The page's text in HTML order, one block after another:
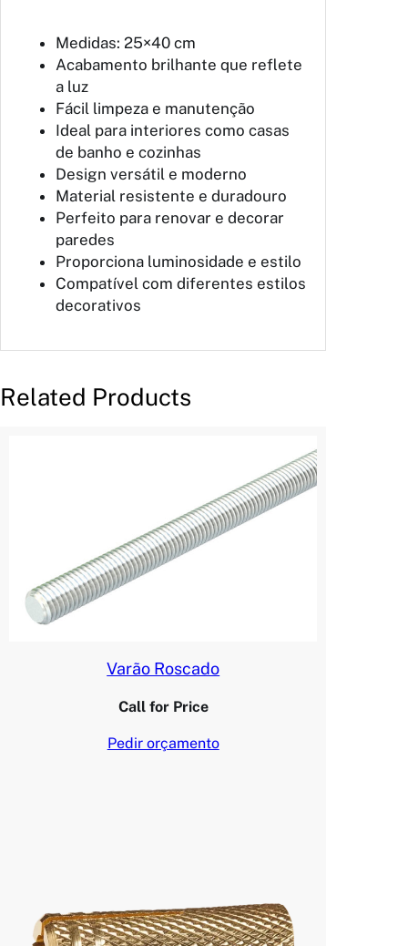
Medidas: 25×40 cm
Acabamento brilhante que reflete
a luz
Fácil limpeza e manutenção
Ideal para interiores como casas
de banho e cozinhas
Design versátil e moderno
Material resistente e duradouro
Perfeito para renovar e decorar
paredes
Proporciona luminosidade e estilo
Compatível com diferentes estilos
decorativos
Related Products
Varão Roscado
Call for Price
Pedir orçamento